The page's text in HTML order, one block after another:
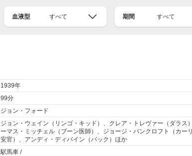
血液型 すべて 期間 すべて
1939年
99分
ジョン・フォード
ジョン・ウェイン（リンゴ・キッド）、クレア・トレヴァー（ダラス
ーマス・ミッチェル（ブーン医師）、ジョージ・バンクロフト（カー
安官）、アンディ・ディバイン（バック）ほか
駅馬車 /